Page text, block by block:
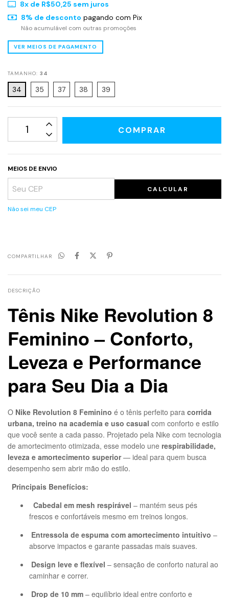
8x de R$50,25 sem juros
8% de desconto pagando com Pix
Não acumulável com outras promoções
VER MEIOS DE PAGAMENTO
TAMANHO: 34
34 35 37 38 39
MEIOS DE ENVIO
CALCULAR
Não sei meu CEP
COMPARTILHAR
DESCRIÇÃO
Tênis Nike Revolution 8
Feminino– Conforto,
Leveza e Performance
para Seu Dia a Dia
O Nike Revolution 8 Feminino é o tênis perfeito para corrida
urbana, treino na academia e uso casual com conforto e estilo
que você sente a cada passo. Projetado pela Nike com tecnologia
de amortecimento otimizada, esse modelo une respirabilidade,
leveza e amortecimento superior— ideal para quem busca
desempenho sem abrir mão do estilo.
Principais Benefícios:
Cabedal em mesh respirável – mantém seus pés
frescos e confortáveis mesmo em treinos longos.
Entressola de espuma com amortecimento intuitivo –
absorve impactos e garante passadas mais suaves.
Design leve e flexível – sensação de conforto natural ao
caminhar e correr.
Drop de 10 mm – equilíbrio ideal entre conforto e